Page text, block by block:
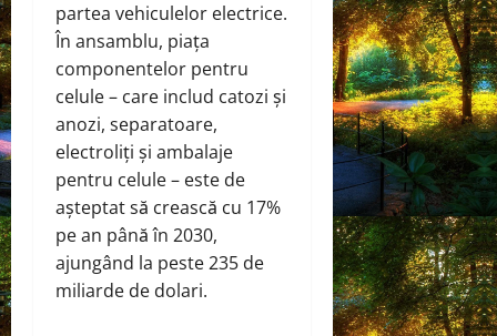
partea vehiculelor electrice.
În ansamblu, piața
componentelor pentru
celule – care includ catozi și
anozi, separatoare,
electroliți și ambalaje
pentru celule – este de
așteptat să crească cu 17%
pe an până în 2030,
ajungând la peste 235 de
miliarde de dolari.